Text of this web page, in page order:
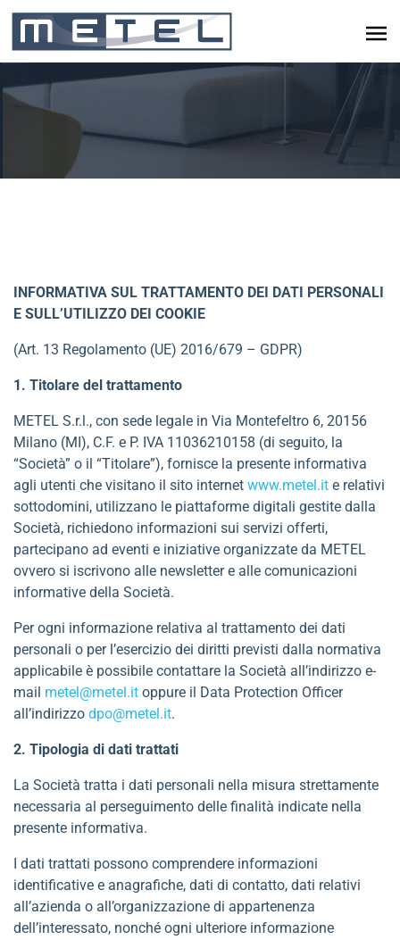
INFORMATIVA SUL TRATTAMENTO DEI DATI PERSONALI
E SULL’UTILIZZO DEI COOKIE
(Art. 13 Regolamento (UE) 2016/679 – GDPR)
1. Titolare del trattamento
METEL S.r.l., con sede legale in Via Montefeltro 6, 20156
Milano (MI), C.F. e P. IVA 11036210158 (di seguito, la
“Società” o il “Titolare”), fornisce la presente informativa
agli utenti che visitano il sito internet www.metel.it e relativi
sottodomini, utilizzano le piattaforme digitali gestite dalla
Società, richiedono informazioni sui servizi offerti,
partecipano ad eventi e iniziative organizzate da METEL
ovvero si iscrivono alle newsletter e alle comunicazioni
informative della Società.
Per ogni informazione relativa al trattamento dei dati
personali o per l’esercizio dei diritti previsti dalla normativa
applicabile è possibile contattare la Società all’indirizzo e-
mail metel@metel.it oppure il Data Protection Officer
all’indirizzo dpo@metel.it.
2. Tipologia di dati trattati
La Società tratta i dati personali nella misura strettamente
necessaria al perseguimento delle finalità indicate nella
presente informativa.
I dati trattati possono comprendere informazioni
identificative e anagrafiche, dati di contatto, dati relativi
all’azienda o all’organizzazione di appartenenza
dell’interessato, nonché ogni ulteriore informazione